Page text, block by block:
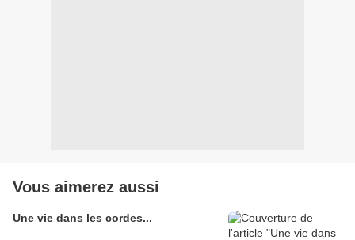
Vous aimerez aussi
Une vie dans les cordes...